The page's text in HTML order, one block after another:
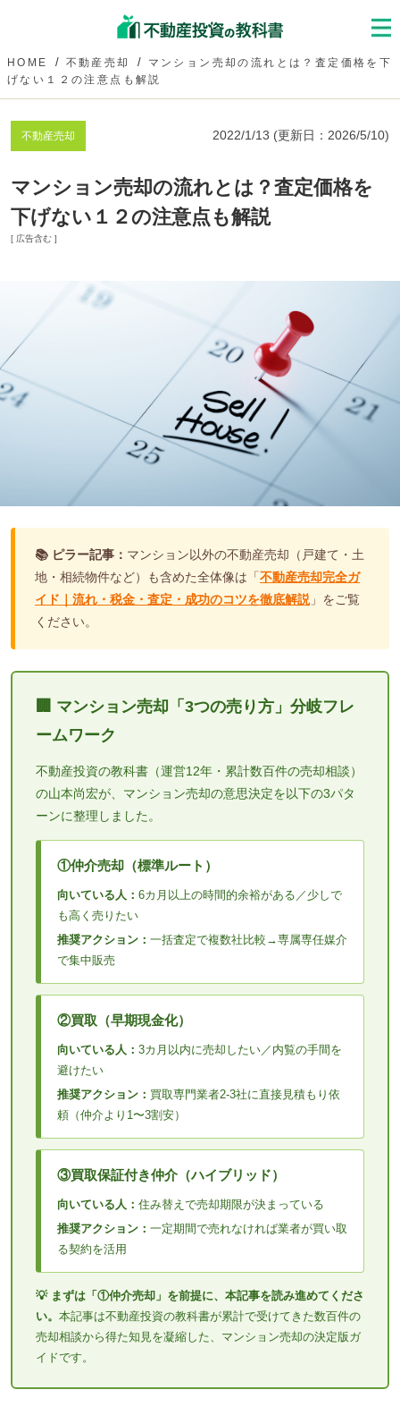
HOME 不動産売却
マンション売却の流れとは？査定価格を下
げない１２の注意点も解説
不動産売却 2022/1/13 (更新日： 2026/5/10)
マンション売却の流れとは？査定価格を
下げない１２の注意点も解説
[ 広告含む ]
📚 ピラー記事： マンション以外の不動産売却（戸建て・土
地・相続物件など）も含めた全体像は「 不動産売却完全ガ
イド｜流れ・税金・査定・成功のコツを徹底解説」をご覧
ください。
🏢 マンション売却「3つの売り方」分岐フレ
ームワーク
不動産投資の教科書（運営12年・累計数百件の売却相談）
の山本尚宏が、マンション売却の意思決定を以下の3パタ
ーンに整理しました。
①仲介売却（標準ルート）
向いている人： 6カ月以上の時間的余裕がある／少しで
も高く売りたい
推奨アクション： 一括査定で複数社比較→専属専任媒介
で集中販売
②買取（早期現金化）
向いている人： 3カ月以内に売却したい／内覧の手間を
避けたい
推奨アクション： 買取専門業者2-3社に直接見積もり依
頼（仲介より1〜3割安）
③買取保証付き仲介（ハイブリッド）
向いている人： 住み替えで売却期限が決まっている
推奨アクション： 一定期間で売れなければ業者が買い取
る契約を活用
💡 まずは「①仲介売却」を前提に、本記事を読み進めてくださ
い。 本記事は不動産投資の教科書が累計で受けてきた数百件の
売却相談から得た知見を凝縮した、マンション売却の決定版ガ
イドです。